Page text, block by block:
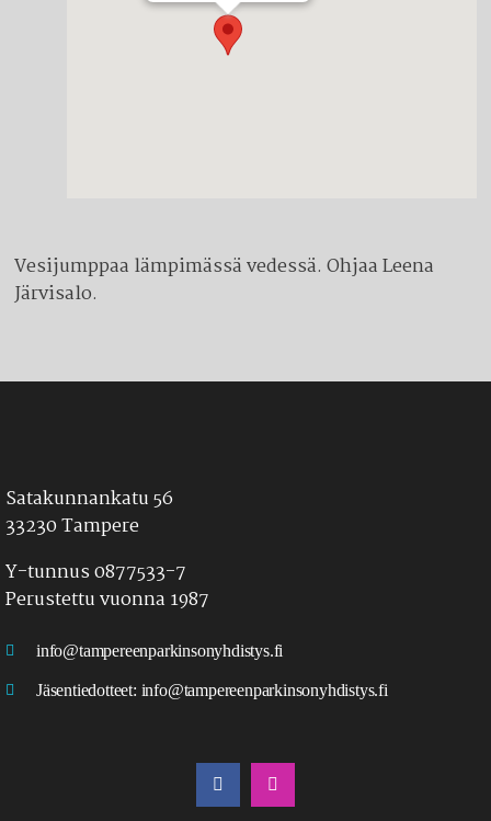
Vesijumppaa lämpimässä vedessä. Ohjaa Leena
Järvisalo.
Satakunnankatu 56
33230 Tampere
Y-tunnus 0877533-7
Perustettu vuonna 1987
info@tampereenparkinsonyhdistys.fi
Jäsentiedotteet: info@tampereenparkinsonyhdistys.fi